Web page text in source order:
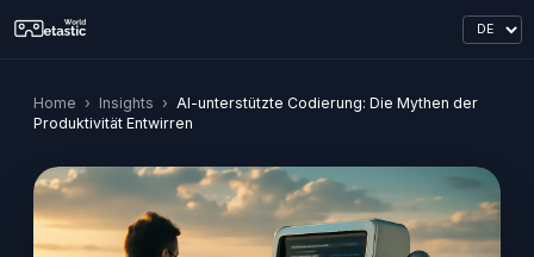
Home › Insights › AI-unterstützte Codierung: Die Mythen der
Produktivität Entwirren